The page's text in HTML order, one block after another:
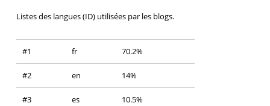
Listes des langues (ID) utilisées par les blogs.
#1 fr 70.2%
#2 en 14%
#3 es 10.5%